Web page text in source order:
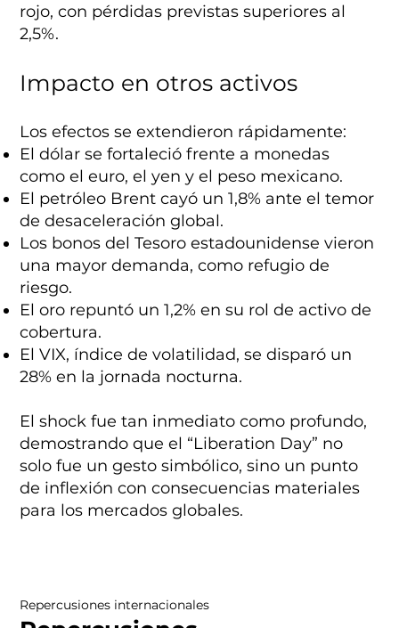
Repercusiones internacionales
rojo, con pérdidas previstas superiores al
2,5%.
Impacto en otros activos
Los efectos se extendieron rápidamente:
El dólar se fortaleció frente a monedas
como el euro, el yen y el peso mexicano.
El petróleo Brent cayó un 1,8% ante el temor
de desaceleración global.
Los bonos del Tesoro estadounidense vieron
una mayor demanda, como refugio de
riesgo.
El oro repuntó un 1,2% en su rol de activo de
cobertura.
El VIX, índice de volatilidad, se disparó un
28% en la jornada nocturna.
El shock fue tan inmediato como profundo,
demostrando que el “Liberation Day” no
solo fue un gesto simbólico, sino un punto
de inflexión con consecuencias materiales
para los mercados globales.